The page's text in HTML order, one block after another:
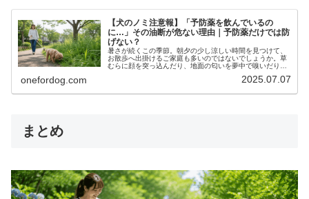
【犬のノミ注意報】「予防薬を飲んでいるの
に…」その油断が危ない理由｜予防薬だけでは防
げない？
暑さが続くこの季節。朝夕の少し涼しい時間を見つけて、
お散歩へ出掛けるご家庭も多いのではないでしょうか。草
むらに顔を突っ込んだり、地面の匂いを夢中で嗅いだり。
onefordog.com 2025.07.07
まとめ